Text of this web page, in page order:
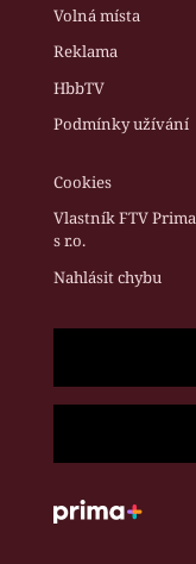
Volná místa
Reklama
HbbTV
Podmínky užívání
Cookies
Vlastník FTV
s r.o.
Nahlásit chybu